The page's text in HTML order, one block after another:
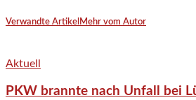
Verwandte Artikel Mehr vom Autor
Aktuell
PKW brannte nach Unfall bei